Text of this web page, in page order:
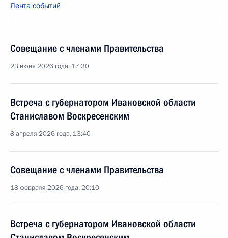
Лента событий
Совещание с членами Правительства
23 июня 2026 года, 17:30
Встреча с губернатором Ивановской области
Станиславом Воскресенским
8 апреля 2026 года, 13:40
Совещание с членами Правительства
18 февраля 2026 года, 20:10
Встреча с губернатором Ивановской области